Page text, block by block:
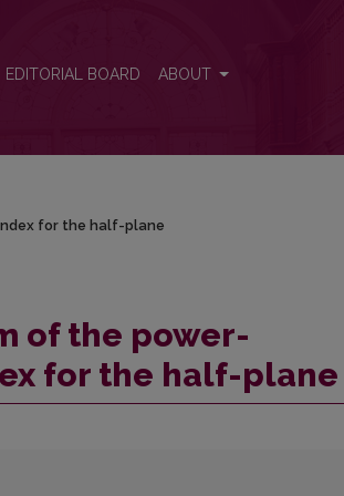
EDITORIAL BOARD ABOUT
for the half-plane
of the power-
for the half-plane